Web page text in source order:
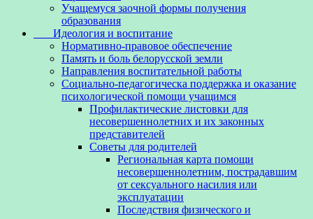
Учащемуся заочной формы получения
образования
Идеология и воспитание
Нормативно-правовое обеспечение
Память и боль белорусской земли
Направления воспитательной работы
Социально-педагогическа поддержка и оказание
психологической помощи учащимся
Профилактические листовки для
несовершеннолетних и их законных
представителей
Советы для родителей
Региональная карта помощи
несовершеннолетним, пострадавшим
от сексуального насилия или
эксплуатации
Последствия физического и